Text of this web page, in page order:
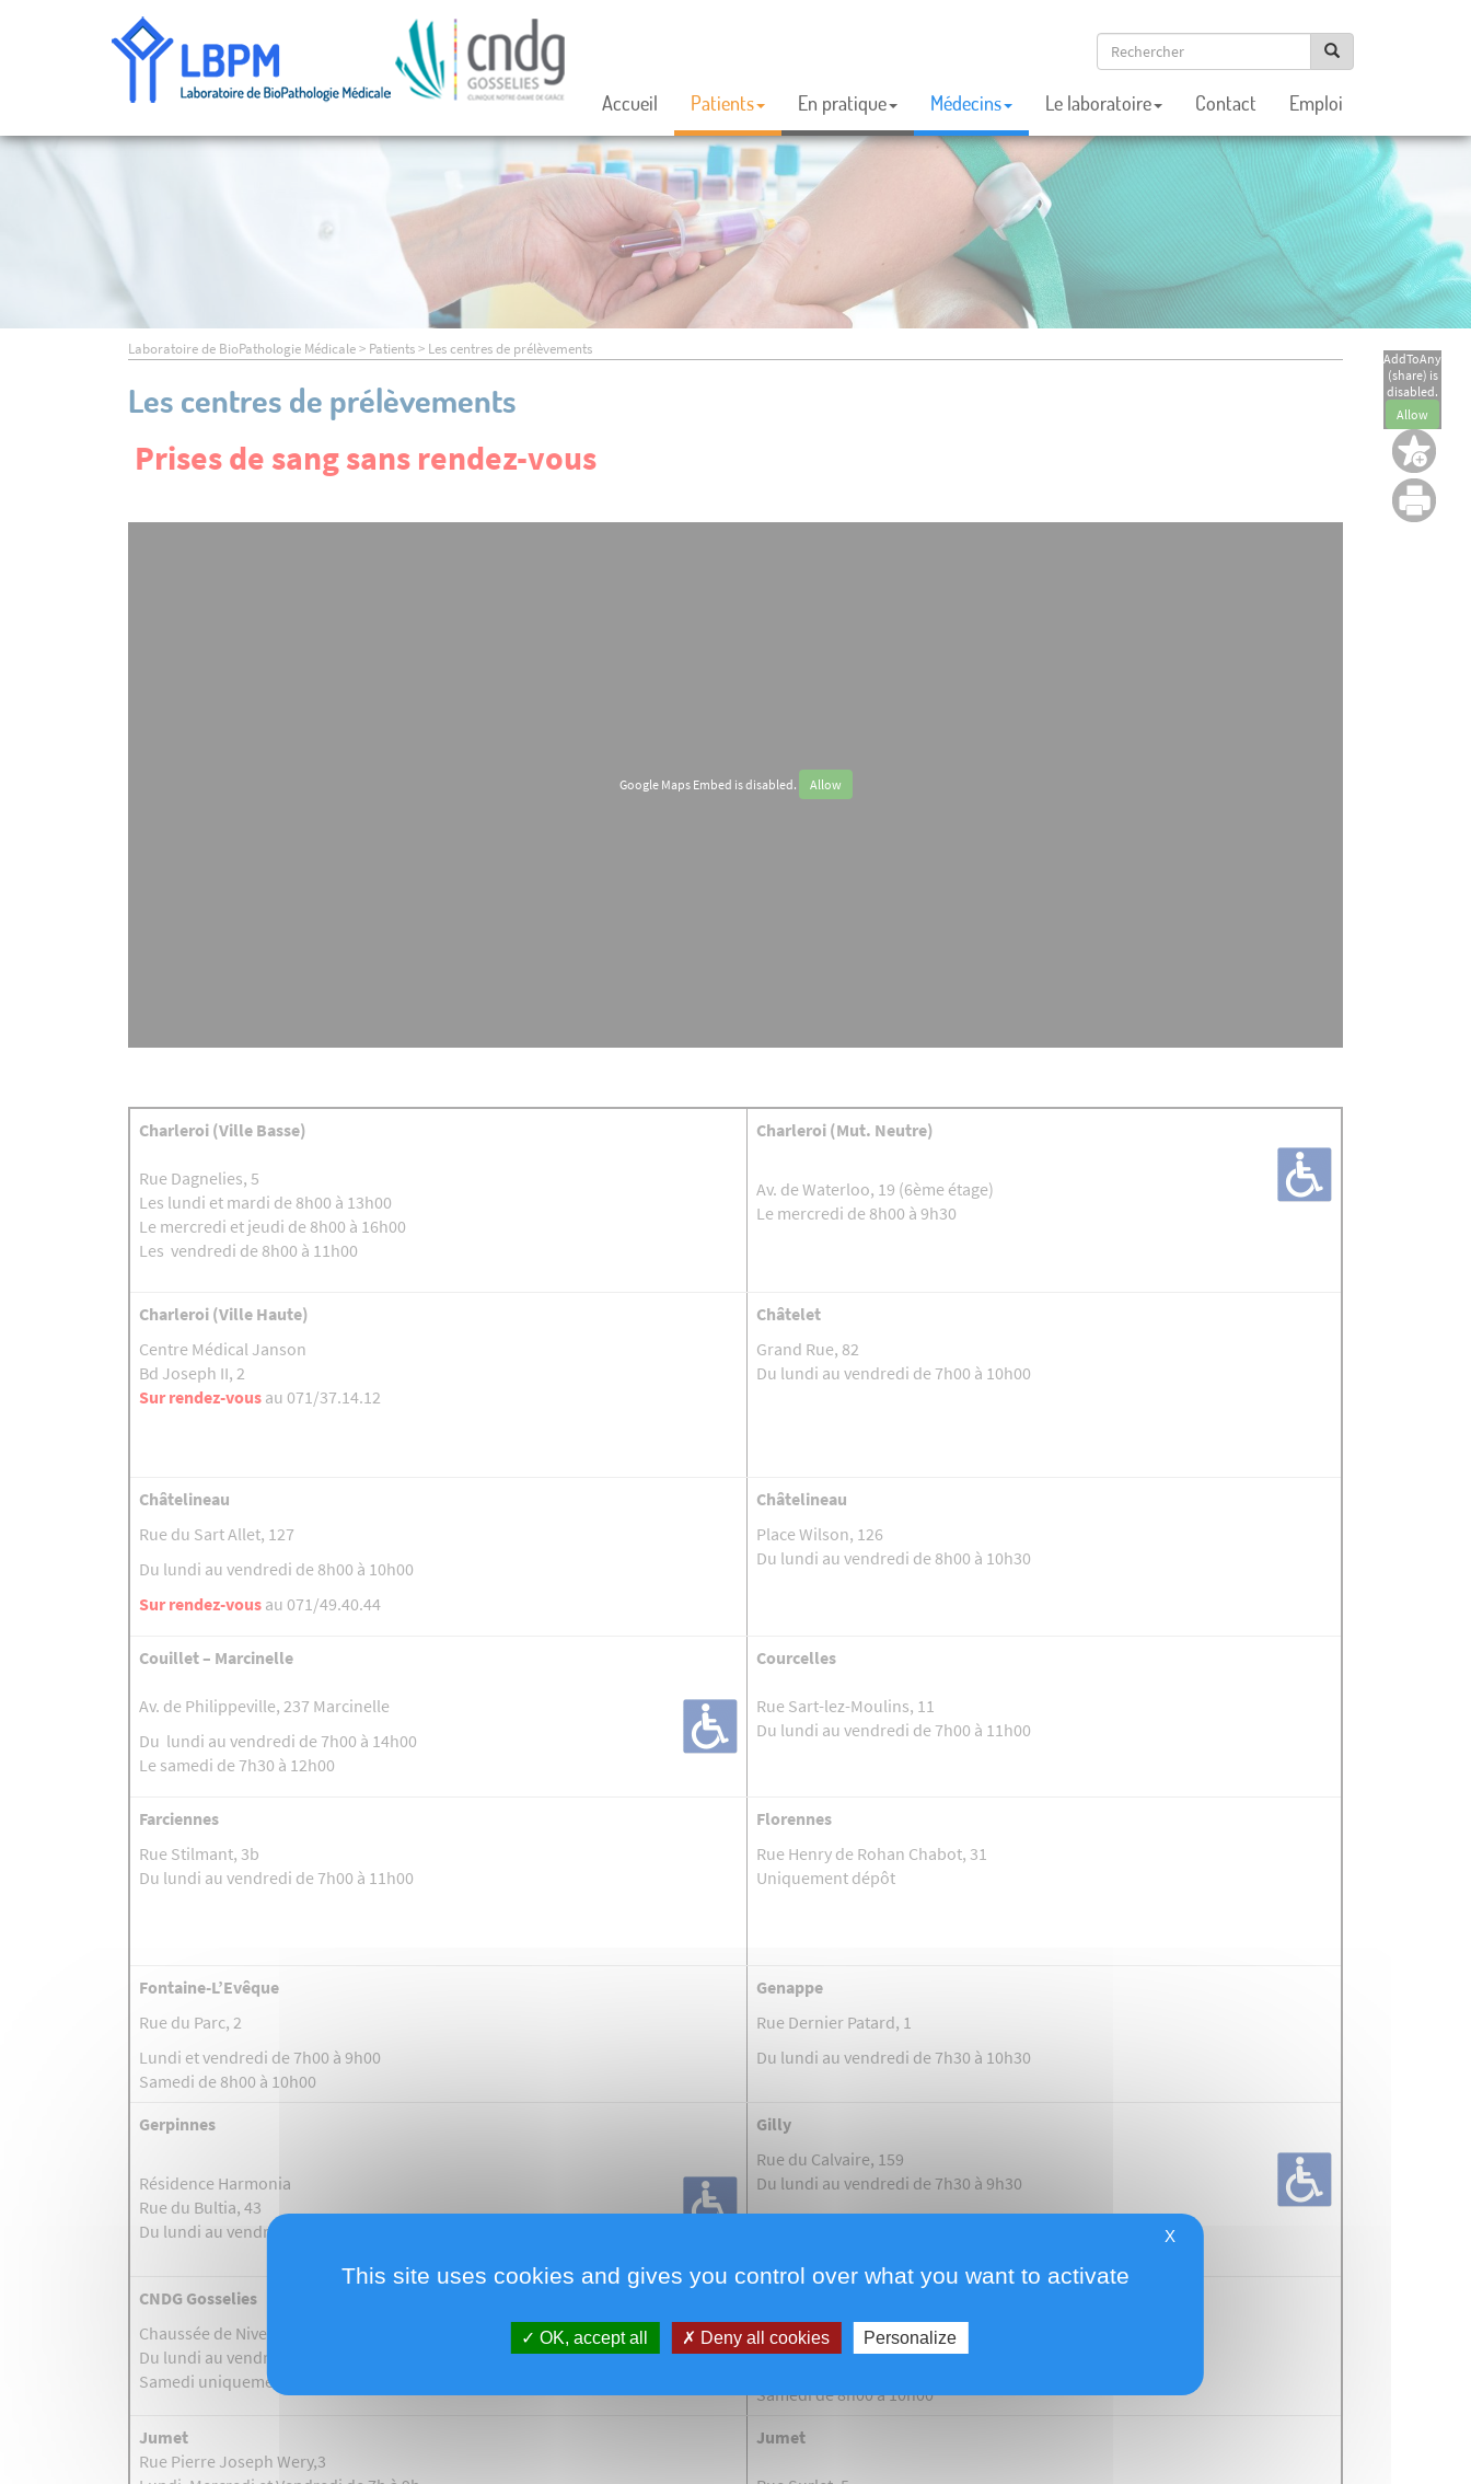
Accueil Patients En pratique Médecins Le laboratoire Contact Emploi
Laboratoire de BioPathologie Médicale> Patients> Les centres de prélèvements
Les centres de prélèvements
Prises de sang sans rendez-vous
Google Maps Embed is disabled. Allow
Charleroi (Ville Basse)
Rue Dagnelies, 5
Les lundi et mardi de 8h00 à 13h00
Le mercredi et jeudi de 8h00 à 16h00
Les vendredi de 8h00 à 11h00
Charleroi (Mut. Neutre)
Av. de Waterloo, 19 (6ème étage)
Le mercredi de 8h00 à 9h30
Charleroi (Ville Haute)
Centre Médical Janson
Bd Joseph II, 2
Sur rendez-vous au 071/37.14.12
Châtelet
Grand Rue, 82
Du lundi au vendredi de 7h00 à 10h00
Châtelineau
Rue du Sart Allet, 127
Du lundi au vendredi de 8h00 à 10h00
Sur rendez-vous au 071/49.40.44
Châtelineau
Place Wilson, 126
Du lundi au vendredi de 8h00 à 10h30
Couillet – Marcinelle
Av. de Philippeville, 237 Marcinelle
Du lundi au vendredi de 7h00 à 14h00
Le samedi de 7h30 à 12h00
Courcelles
Rue Sart-lez-Moulins, 11
Du lundi au vendredi de 7h00 à 11h00
Farciennes
Rue Stilmant, 3b
Du lundi au vendredi de 7h00 à 11h00
Florennes
Rue Henry de Rohan Chabot, 31
Uniquement dépôt
Fontaine-L’Evêque
Rue du Parc, 2
Lundi et vendredi de 7h00 à 9h00
Samedi de 8h00 à 10h00
Genappe
Rue Dernier Patard, 1
Du lundi au vendredi de 7h30 à 10h30
Gerpinnes
Résidence Harmonia
Rue du Bultia, 43
Du lundi au vendredi de 7h00 à 11h00
Gilly
Rue du Calvaire, 159
Du lundi au vendredi de 7h30 à 9h30
CNDG Gosselies
Chaussée de Nivelles, 212
Du lundi au vendredi de 7h00 à 18h00
Samedi uniquement sur rendez-vous
Rue de Marchienne, 113A
Samedi de 8h00 à 10h00
Jumet
Rue Pierre Joseph Wery,3
Jumet
AddToAny
(share) is
disabled.
Allow
X
This site uses cookies and gives you control over what you want to activate
OK, accept all Deny all cookies Personalize